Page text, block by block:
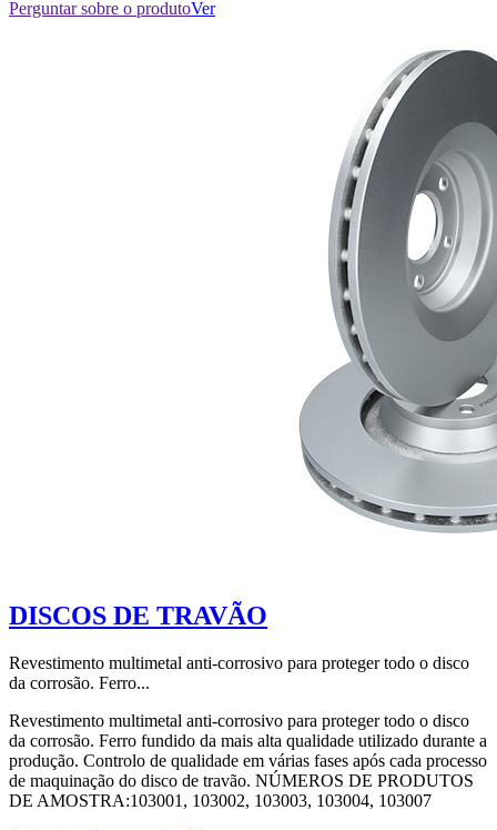
Perguntar sobre o produtoVer
DISCOS DE TRAVÃO
Revestimento multimetal anti-corrosivo para proteger todo o disco
da corrosão. Ferro...
Revestimento multimetal anti-corrosivo para proteger todo o disco
da corrosão. Ferro fundido da mais alta qualidade utilizado durante a
produção. Controlo de qualidade em várias fases após cada processo
de maquinação do disco de travão. NÚMEROS DE PRODUTOS
DE AMOSTRA:103001, 103002, 103003, 103004, 103007